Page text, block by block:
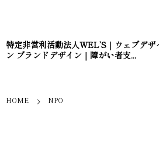
特定非営利活動法人WEL’S｜ウェブデザ
ン ブランドデザイン｜障がい者支...
HOME NPO